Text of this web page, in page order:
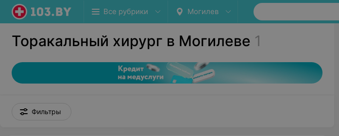
Все рубрики Могилев
Торакальный хирург в Могилеве 1
Фильтры